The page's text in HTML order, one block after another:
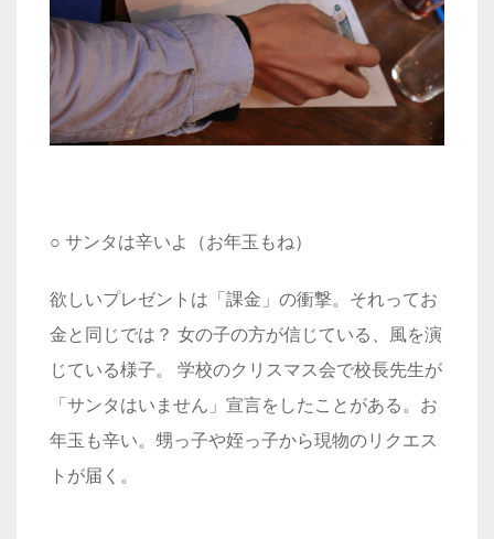
○ サンタは辛いよ（お年玉もね）
欲しいプレゼントは「課金」の衝撃。それってお
金と同じでは？ 女の子の方が信じている、風を演
じている様子。 学校のクリスマス会で校長先生が
「サンタはいません」宣言をしたことがある。お
年玉も辛い。甥っ子や姪っ子から現物のリクエス
トが届く。